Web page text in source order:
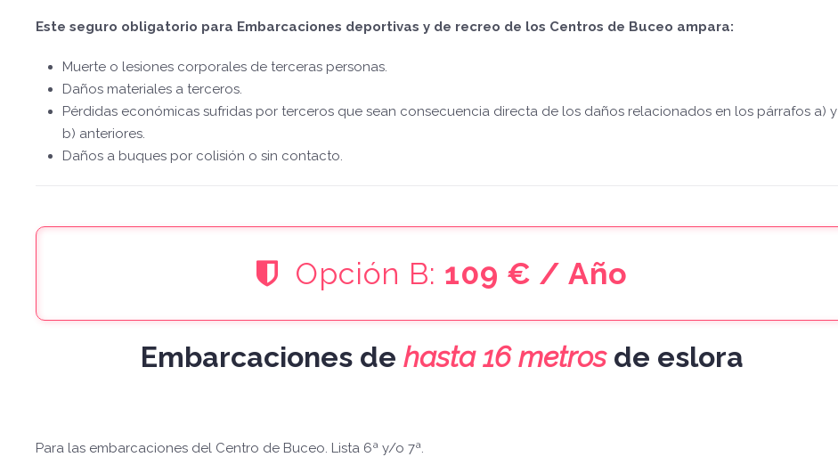
Este seguro obligatorio para Embarcaciones deportivas y de recreo de los Centros de Buceo ampara:
Muerte o lesiones corporales de terceras personas.
Daños materiales a terceros.
Pérdidas económicas sufridas por terceros que sean consecuencia directa de los daños relacionados en los párrafos a) y
b) anteriores.
Daños a buques por colisión o sin contacto.
Opción B: 109 € / Año
Embarcaciones de hasta 16 metrosde eslora
Para las embarcaciones del Centro de Buceo. Lista 6ª y/o 7ª.